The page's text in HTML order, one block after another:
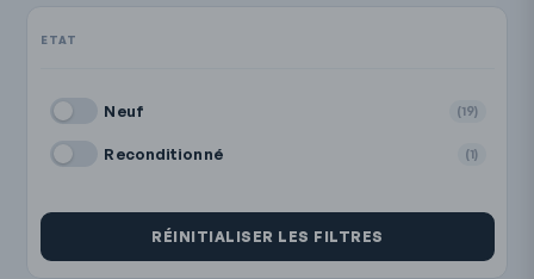
Neuf (19)
Reconditionné (1)
RÉINITIALISER LES FILTRES